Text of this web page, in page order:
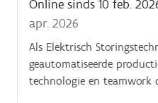
Online sinds 10 feb.
apr. 2026
Als Elektrisch
geautomatiseerde
technologie en teamwork